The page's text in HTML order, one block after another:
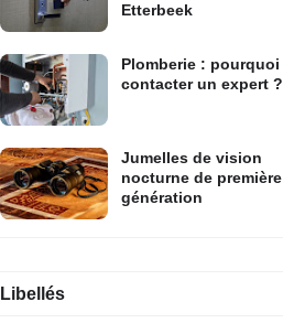
Etterbeek
Plomberie : pourquoi
contacter un expert ?
Jumelles de vision
nocturne de première
génération
Libellés